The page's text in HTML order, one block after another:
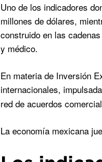
Uno de los indicadores
millones de dólares,
construido en las
y médico.
En materia de Inversión
internacionales,
red de acuerdos
La economía mexicana